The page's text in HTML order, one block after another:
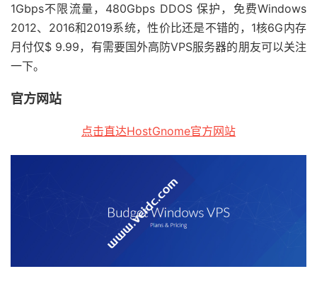
1Gbps不限流量，480Gbps DDOS 保护，免费Windows
2012、2016和2019系统，性价比还是不错的，1核6G内存
月付仅$ 9.99，有需要国外高防VPS服务器的朋友可以关注
一下。
官方网站
点击直达HostGnome官方网站